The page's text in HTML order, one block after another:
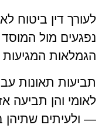
לעורך דין ביטוח
נפגעים מול
הגמלאות המגיעות
תביעות תאונות
לאומי והן תביעה
— ולעיתים שתיהן